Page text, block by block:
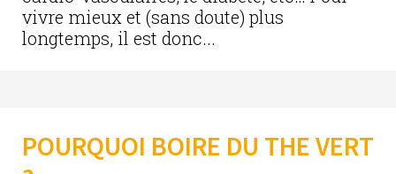
vivre mieux et (sans doute) plus
longtemps, il est donc...
POURQUOI BOIRE DU THE VERT